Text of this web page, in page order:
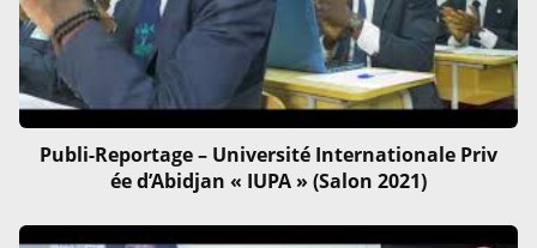
Publi-Reportage – Université Internationale Priv
ée d’Abidjan « IUPA » (Salon 2021)